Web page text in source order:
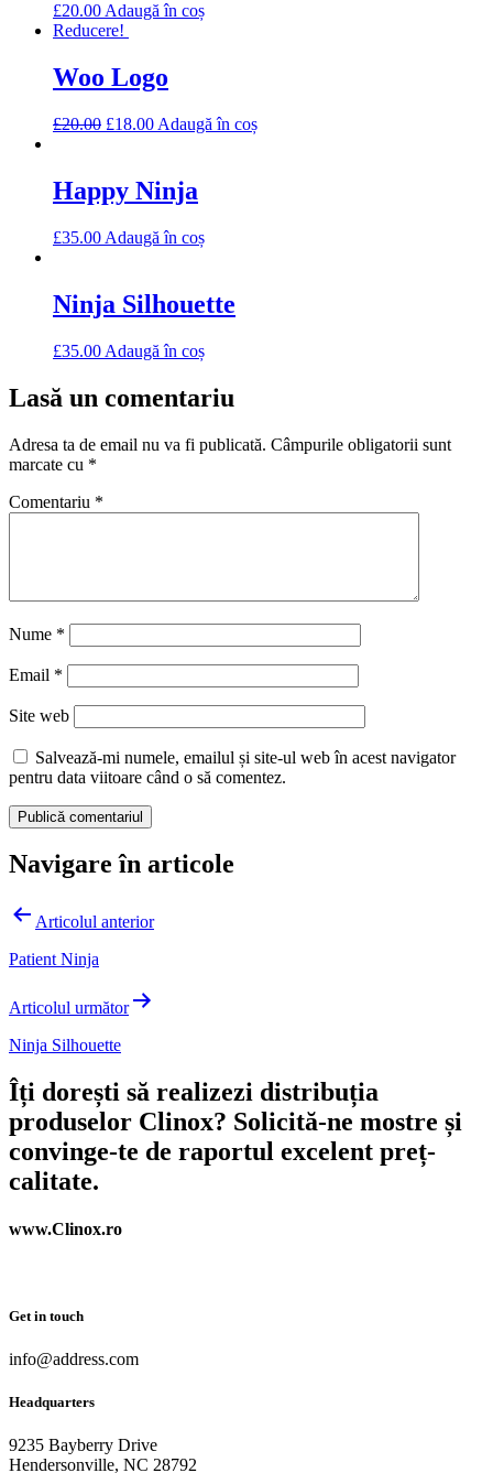
£20.00 Adaugă în coș
Reducere!
Woo Logo
£20.00 £18.00 Adaugă în coș
Happy Ninja
£35.00 Adaugă în coș
Ninja Silhouette
£35.00 Adaugă în coș
Lasă un comentariu
Adresa ta de email nu va fi publicată. Câmpurile obligatorii sunt
marcate cu *
Comentariu *
Nume *
Email *
Site web
Salvează-mi numele, emailul și site-ul web în acest navigator
pentru data viitoare când o să comentez.
Navigare în articole
Articolul anterior
Patient Ninja
Articolul următor
Ninja Silhouette
Îți dorești să realizezi distribuția
produselor Clinox? Solicită-ne mostre și
convinge-te de raportul excelent preț-
calitate.
www.Clinox.ro
Get in touch
info@address.com
Headquarters
9235 Bayberry Drive
Hendersonville, NC 28792